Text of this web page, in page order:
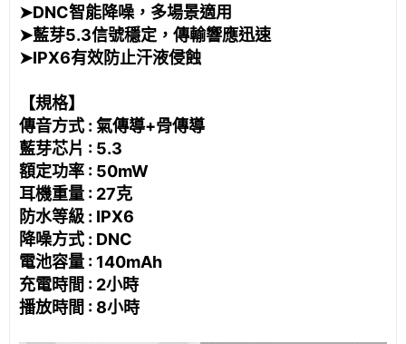
➤DNC智能降噪，多場景適用
➤藍芽5.3信號穩定，傳輸響應迅速
➤IPX6有效防止汗液侵蝕
【規格】
傳音方式 : 氣傳導+骨傳導
藍芽芯片 : 5.3
額定功率 : 50mW
耳機重量 : 27克
防水等級 : IPX6
降噪方式 : DNC
電池容量 : 140mAh
充電時間 : 2小時
播放時間 : 8小時